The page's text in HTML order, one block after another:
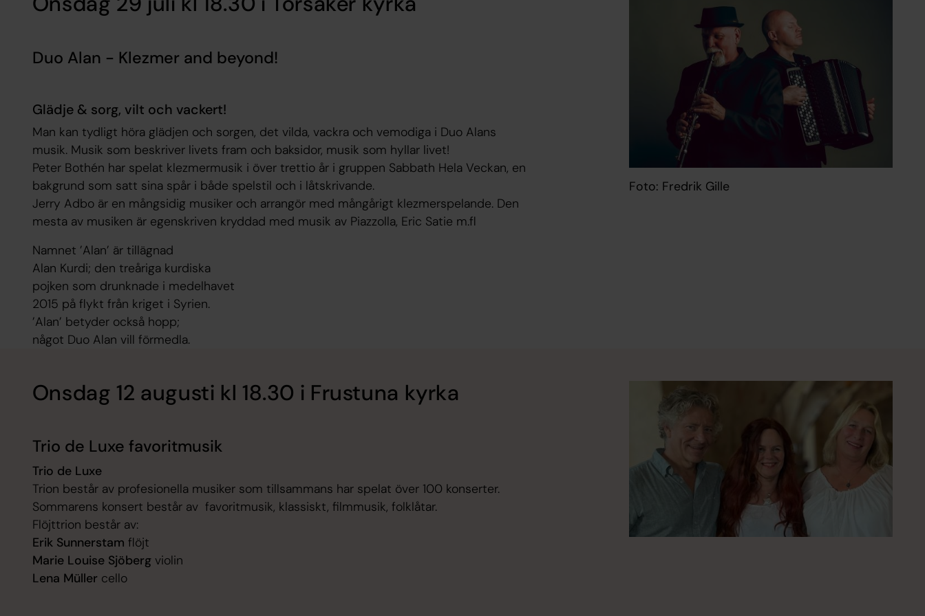
Duo Alan - Klezmer and beyond!
Glädje & sorg, vilt och vackert!
Man kan tydligt höra glädjen och sorgen, det vilda, vackra och vemodiga i Duo Alans
musik. Musik som beskriver livets fram och baksidor, musik som hyllar livet!
Peter Bothén har spelat klezmermusik i över trettio år i gruppen Sabbath Hela Veckan, en
bakgrund som satt sina spår i både spelstil och i låtskrivande.
Jerry Adbo är en mångsidig musiker och arrangör med mångårigt klezmerspelande. Den
mesta av musiken är egenskriven kryddad med musik av Piazzolla, Eric Satie m.fl
Namnet ’Alan’ är tillägnad
Alan Kurdi; den treåriga kurdiska
pojken som drunknade i medelhavet
2015 på flykt från kriget i Syrien.
’Alan’ betyder också hopp;
något Duo Alan vill förmedla.
Foto: Fredrik Gille
Onsdag 12 augusti kl 18.30 i Frustuna kyrka
Trio de Luxe favoritmusik
Trio de Luxe
Trion består av profesionella musiker som tillsammans har spelat över 100 konserter.
Sommarens konsert består av favoritmusik, klassiskt, filmmusik, folklåtar.
Flöjttrion består av:
Erik Sunnerstam flöjt
Marie Louise Sjöbergviolin
Lena Müller cello